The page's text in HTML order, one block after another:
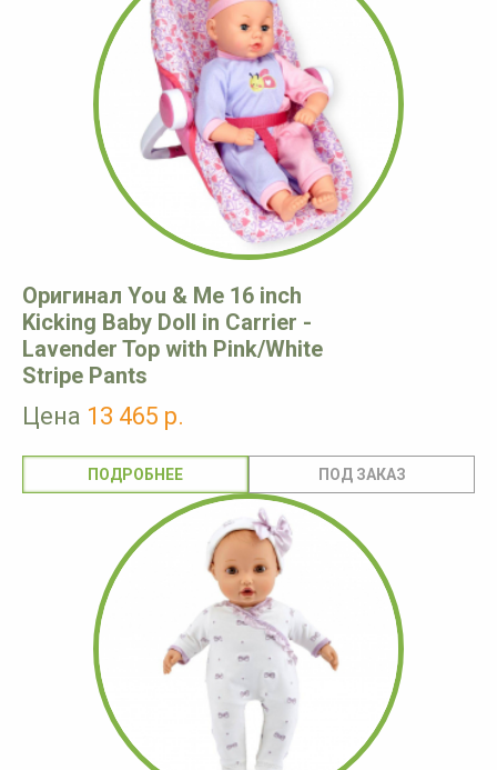
Оригинал You & Me 16 inch
Kicking Baby Doll in Carrier -
Lavender Top with Pink/White
Stripe Pants
Цена 13 465 р.
ПОДРОБНЕЕ